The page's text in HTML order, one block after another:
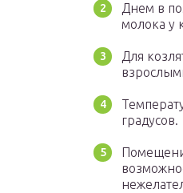
Днем в
молока у
Для
градусов.